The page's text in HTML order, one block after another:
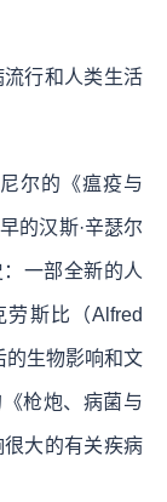
行和人类生活
尔的《瘟疫与
的汉斯·辛瑟尔
一部全新的人
劳斯比（Alfred
的生物影响和文
枪炮、病菌与
大的有关疾病